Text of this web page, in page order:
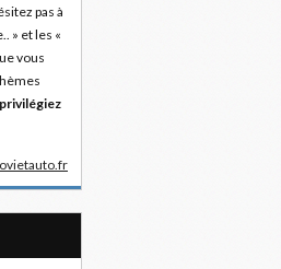
pas à
» et les «
vous
privilégiez